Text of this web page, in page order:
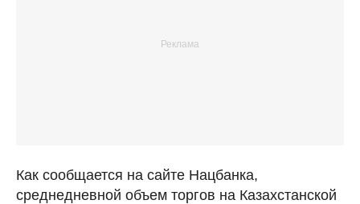
Как сообщается на сайте Нацбанка,
среднедневной объем торгов на Казахстанской